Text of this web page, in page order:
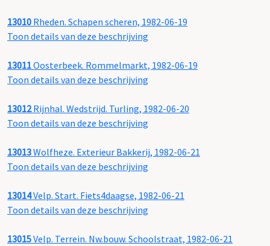
13010 Rheden. Schapen scheren, 1982-06-19
Toon details van deze beschrijving
13011Oosterbeek. Rommelmarkt, 1982-06-19
Toon details van deze beschrijving
13012Rijnhal. Wedstrijd. Turling, 1982-06-20
Toon details van deze beschrijving
13013Wolfheze. Exterieur Bakkerij, 1982-06-21
Toon details van deze beschrijving
13014Velp. Start. Fiets4daagse, 1982-06-21
Toon details van deze beschrijving
13015Velp. Terrein. Nw.bouw. Schoolstraat, 1982-06-21